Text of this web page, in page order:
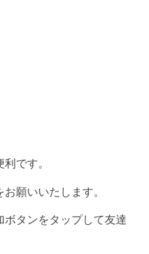
です。
願いいたします。
ボタンをタップして友達